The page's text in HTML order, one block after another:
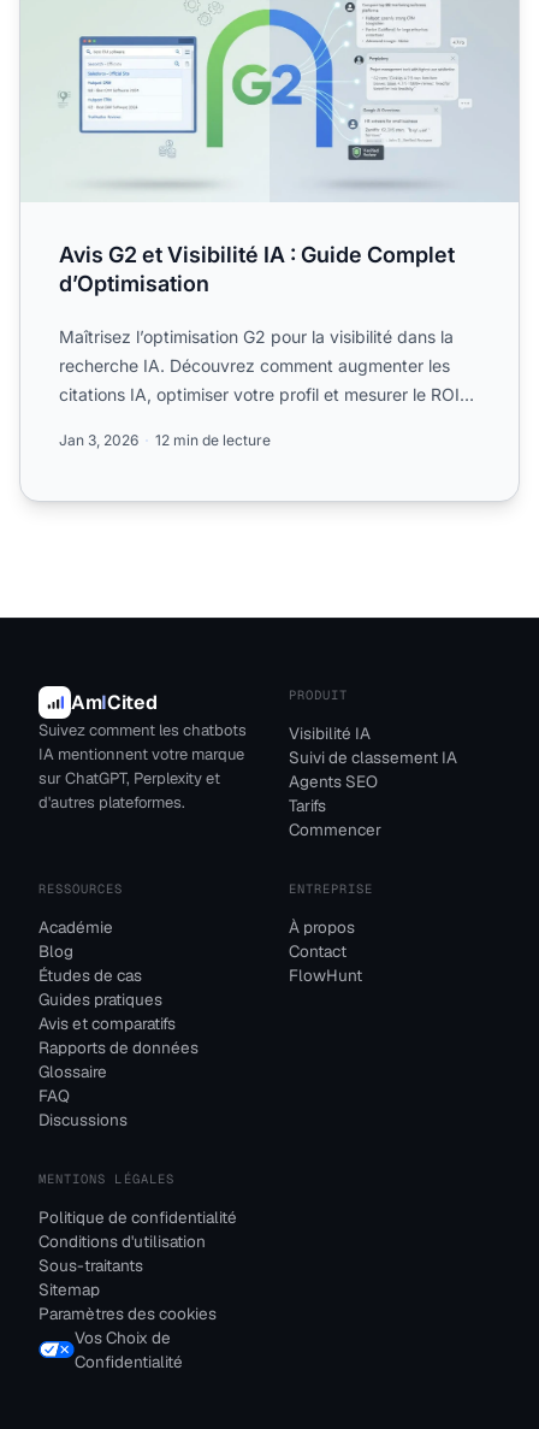
Avis G2 et Visibilité IA : Guide Complet
d’Optimisation
Maîtrisez l’optimisation G2 pour la visibilité dans la
recherche IA. Découvrez comment augmenter les
citations IA, optimiser votre profil et mesurer le ROI
Jan 3, 2026 12 min de lecture
AmICited
Suivez comment les chatbots
IA mentionnent votre marque
sur ChatGPT, Perplexity et
d'autres plateformes.
PRODUIT
Visibilité IA
Suivi de classement IA
Agents SEO
Tarifs
Commencer
RESSOURCES
Académie
Blog
Études de cas
Guides pratiques
Avis et comparatifs
Rapports de données
Glossaire
FAQ
Discussions
ENTREPRISE
À propos
Contact
FlowHunt
MENTIONS LÉGALES
Politique de confidentialité
Conditions d'utilisation
Sous-traitants
Sitemap
Paramètres des cookies
Vos Choix de
Confidentialité